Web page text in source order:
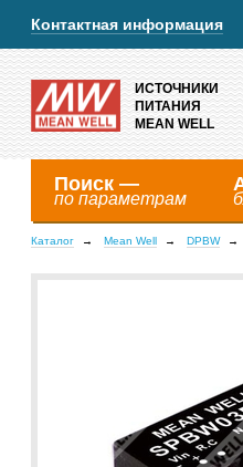
Контактная информация
ИСТОЧНИКИ
ПИТАНИЯ
MEAN WELL
Поиск —
по параметрам
Каталог Mean Well DPBW